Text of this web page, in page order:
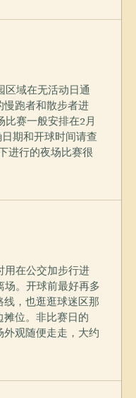
区域在无活动日通
慢跑者和散步者进
比赛一般安排在2月
期和开球时间请查
进行的夜场比赛很
用在公交加步行进
场。开球前最好再多
，也逛逛球迷区那
位。非比赛日的
观随便走走，大约